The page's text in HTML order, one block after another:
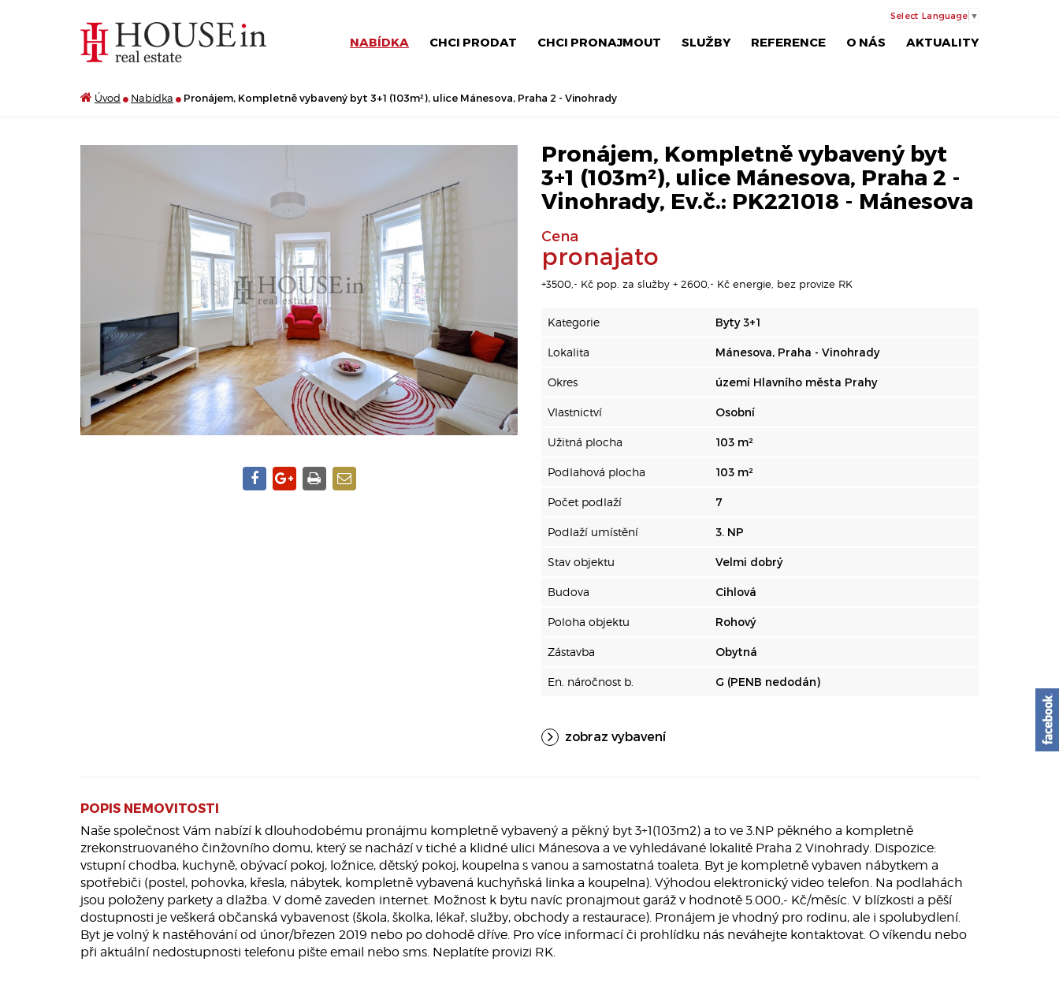
NABÍDKA CHCI PRODAT CHCI PRONAJMOUT SLUŽBY REFERENCE O NÁS AKTUALITY
Select Language ▼
Úvod Nabídka Pronájem, Kompletně vybavený byt 3+1 (103m²), ulice Mánesova, Praha 2 - Vinohrady
Pronájem, Kompletně vybavený byt
3+1 (103m²), ulice Mánesova, Praha 2 -
Vinohrady, Ev.č.: PK221018 - Mánesova
Cena
pronajato
+3500,- Kč pop. za služby + 2600,- Kč energie, bez provize RK
Kategorie Byty 3+1
Lokalita Mánesova, Praha - Vinohrady
Okres území Hlavního města Prahy
Vlastnictví Osobní
Užitná plocha 103 m²
Podlahová plocha 103 m²
Počet podlaží 7
Podlaží umístění 3. NP
Stav objektu Velmi dobrý
Budova Cihlová
Poloha objektu Rohový
Zástavba Obytná
En. náročnost b. G (PENB nedodán)
zobraz vybavení
POPIS NEMOVITOSTI
Naše společnost Vám nabízí k dlouhodobému pronájmu kompletně vybavený a pěkný byt 3+1(103m2) a to ve 3.NP pěkného a kompletně
zrekonstruovaného činžovního domu, který se nachází v tiché a klidné ulici Mánesova a ve vyhledávané lokalitě Praha 2 Vinohrady. Dispozice:
vstupní chodba, kuchyně, obývací pokoj, ložnice, dětský pokoj, koupelna s vanou a samostatná toaleta. Byt je kompletně vybaven nábytkem a
spotřebiči (postel, pohovka, křesla, nábytek, kompletně vybavená kuchyňská linka a koupelna). Výhodou elektronický video telefon. Na podlahách
jsou položeny parkety a dlažba. V domě zaveden internet. Možnost k bytu navíc pronajmout garáž v hodnotě 5.000,- Kč/měsíc. V blízkosti a pěší
dostupnosti je veškerá občanská vybavenost (škola, školka, lékař, služby, obchody a restaurace). Pronájem je vhodný pro rodinu, ale i spolubydlení.
Byt je volný k nastěhování od únor/březen 2019 nebo po dohodě dříve. Pro více informací či prohlídku nás neváhejte kontaktovat. O víkendu nebo
při aktuální nedostupnosti telefonu pište email nebo sms. Neplatíte provizi RK.